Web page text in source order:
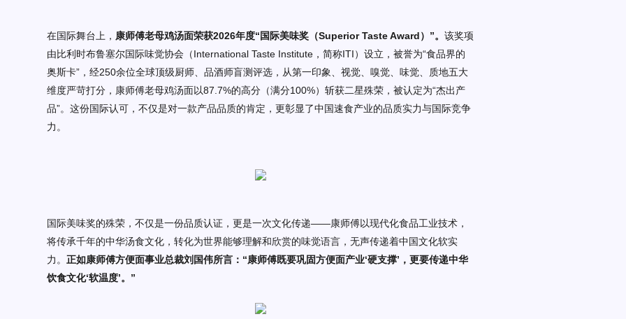
在国际舞台上， 康师傅老母鸡汤面荣获2026年度“国际美味奖（Superior Taste Award）”。 该奖项
由比利时布鲁塞尔国际味觉协会（International Taste Institute，简称ITI）设立，被誉为“食品界的
奥斯卡”，经250余位全球顶级厨师、品酒师盲测评选，从第一印象、视觉、嗅觉、味觉、质地五大
维度严苛打分，康师傅老母鸡汤面以87.7%的高分（满分100%）斩获二星殊荣，被认定为“杰出产
品”。这份国际认可，不仅是对一款产品品质的肯定，更彰显了中国速食产业的品质实力与国际竞争
力。
国际美味奖的殊荣，不仅是一份品质认证，更是一次文化传递——康师傅以现代化食品工业技术，
将传承千年的中华汤食文化，转化为世界能够理解和欣赏的味觉语言，无声传递着中国文化软实
力。 正如康师傅方便面事业总裁刘国伟所言： “康师傅既要巩固方便面产业‘硬支撑’，更要传递中华
饮食文化‘软温度’。”